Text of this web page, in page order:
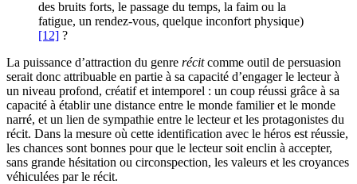
des bruits forts, le passage du temps, la faim ou la
fatigue, un rendez-vous, quelque inconfort physique)
[12] ?
La puissance d’attraction du genre récitcomme outil de persuasion
serait donc attribuable en partie à sa capacité d’engager le lecteur à
un niveau profond, créatif et intemporel : un coup réussi grâce à sa
capacité à établir une distance entre le monde familier et le monde
narré, et un lien de sympathie entre le lecteur et les protagonistes du
récit. Dans la mesure où cette identification avec le héros est réussie,
les chances sont bonnes pour que le lecteur soit enclin à accepter,
sans grande hésitation ou circonspection, les valeurs et les croyances
véhiculées par le récit.